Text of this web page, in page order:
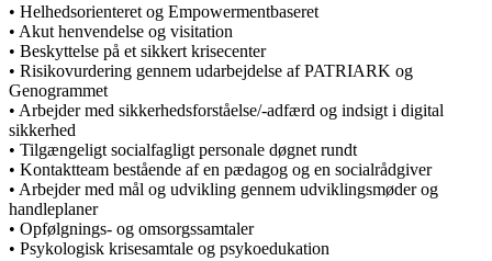
• Helhedsorienteret og Empowermentbaseret
• Akut henvendelse og visitation
• Beskyttelse på et sikkert krisecenter
• Risikovurdering gennem udarbejdelse af PATRIARK og
Genogrammet
• Arbejder med sikkerhedsforståelse/-adfærd og indsigt i digital
sikkerhed
• Tilgængeligt socialfagligt personale døgnet rundt
• Kontaktteam bestående af en pædagog og en socialrådgiver
• Arbejder med mål og udvikling gennem udviklingsmøder og
handleplaner
• Opfølgnings- og omsorgssamtaler
• Psykologisk krisesamtale og psykoedukation